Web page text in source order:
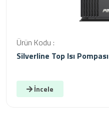
Ürün Kodu :
Silverline Top Isı Pompası
İncele